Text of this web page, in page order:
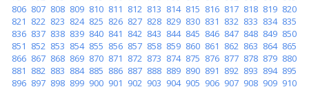
806 807 808 809 810 811 812 813 814 815 816 817 818 819 820
821 822 823 824 825 826 827 828 829 830 831 832 833 834 835
836 837 838 839 840 841 842 843 844 845 846 847 848 849 850
851 852 853 854 855 856 857 858 859 860 861 862 863 864 865
866 867 868 869 870 871 872 873 874 875 876 877 878 879 880
881 882 883 884 885 886 887 888 889 890 891 892 893 894 895
896 897 898 899 900 901 902 903 904 905 906 907 908 909 910